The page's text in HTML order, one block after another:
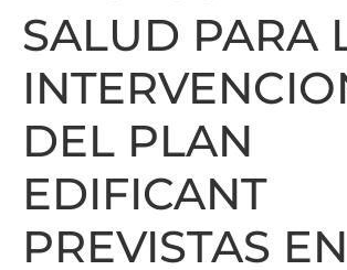
SALUD PARA
DEL PLAN
EDIFICANT
PREVISTAS